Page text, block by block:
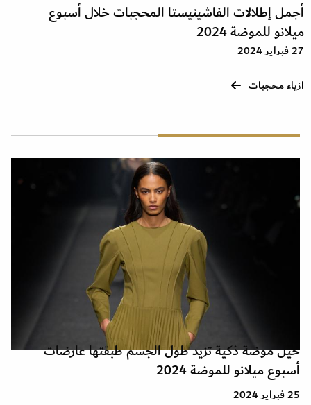
أجمل إطلالات الفاشينيستا المحجبات خلال أسبوع
ميلانو للموضة 2024
27 فبراير 2024
ازياء محجبات
حيل موضة ذكية تزيد طول الجسم طبقتها عارضات
أسبوع ميلانو للموضة 2024
25 فبراير 2024